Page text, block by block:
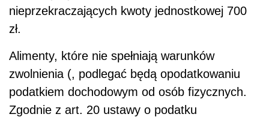
nieprzekraczających kwoty jednostkowej 700
zł.
Alimenty, które nie spełniają warunków
zwolnienia (, podlegać będą opodatkowaniu
podatkiem dochodowym od osób fizycznych.
Zgodnie z art. 20 ustawy o podatku